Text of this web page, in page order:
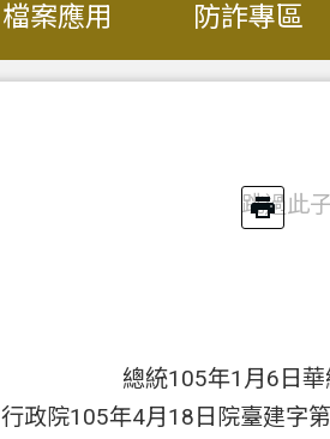
檔案應用 防詐專區
跳過此
總統105年1月6日
行政院105年4月18日院臺建字